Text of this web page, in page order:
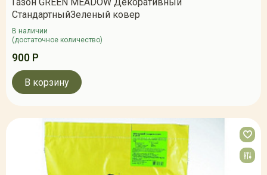
СтандартныйЗеленый ковер
В наличии
(достаточное количество)
900 Р
В корзину